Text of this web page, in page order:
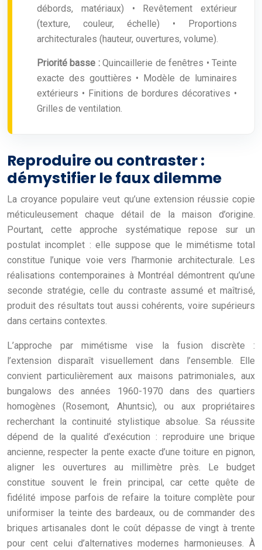
débords, matériaux) • Revêtement extérieur
(texture, couleur, échelle) • Proportions
architecturales (hauteur, ouvertures, volume).
Priorité basse :Quincaillerie de fenêtres • Teinte
exacte des gouttières • Modèle de luminaires
extérieurs • Finitions de bordures décoratives •
Grilles de ventilation.
Reproduire ou contraster :
démystifier le faux dilemme
La croyance populaire veut qu’une extension réussie copie
méticuleusement chaque détail de la maison d’origine.
Pourtant, cette approche systématique repose sur un
postulat incomplet : elle suppose que le mimétisme total
constitue l’unique voie vers l’harmonie architecturale. Les
réalisations contemporaines à Montréal démontrent qu’une
seconde stratégie, celle du contraste assumé et maîtrisé,
produit des résultats tout aussi cohérents, voire supérieurs
dans certains contextes.
L’approche par mimétisme vise la fusion discrète :
l’extension disparaît visuellement dans l’ensemble. Elle
convient particulièrement aux maisons patrimoniales, aux
bungalows des années 1960-1970 dans des quartiers
homogènes (Rosemont, Ahuntsic), ou aux propriétaires
recherchant la continuité stylistique absolue. Sa réussite
dépend de la qualité d’exécution : reproduire une brique
ancienne, respecter la pente exacte d’une toiture en pignon,
aligner les ouvertures au millimètre près. Le budget
constitue souvent le frein principal, car cette quête de
fidélité impose parfois de refaire la toiture complète pour
uniformiser la teinte des bardeaux, ou de commander des
briques artisanales dont le coût dépasse de vingt à trente
pour cent celui d’alternatives modernes harmonieuses. À